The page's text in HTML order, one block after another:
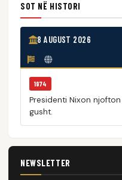
SOT NË HISTORI
8 AUGUST 2026
1974
Presidenti Nixon
gusht.
NEWSLETTER